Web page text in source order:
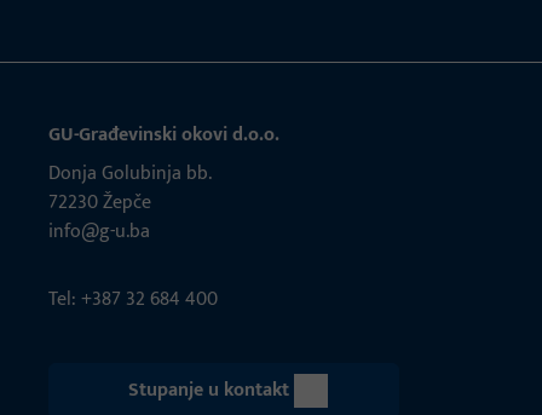
GU-Građevinski okovi d.o.o.
Donja Golubinja bb.
72230 Žepče
info@g-u.ba
Tel: +387 32 684 400
Stupanje u kontakt